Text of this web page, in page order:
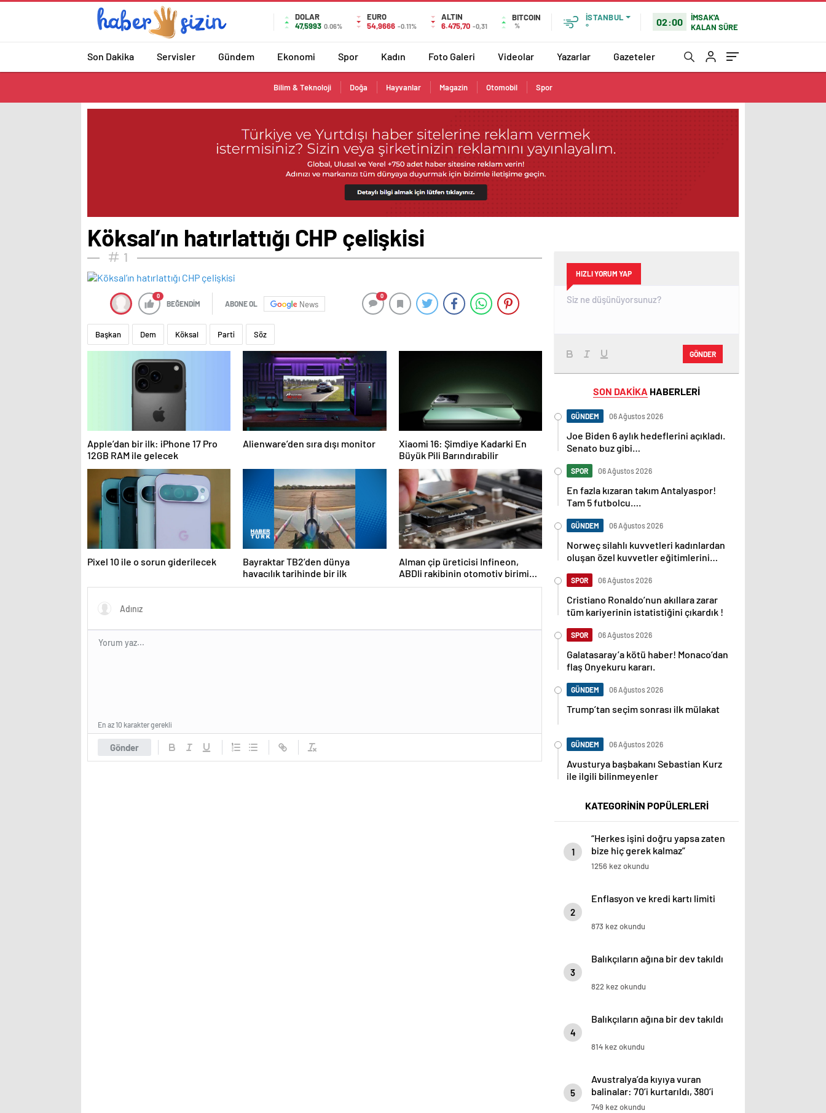
DOLAR
47,5993 0.06%
EURO
54,9666 -0.11%
ALTIN
6.475,70 -0,31
BITCOIN
%
İSTANBUL
°
02:00
İMSAK'A
KALAN SÜRE
Son Dakika Servisler Gündem Ekonomi Spor Kadın Foto Galeri Videolar Yazarlar Gazeteler
Bilim & Teknoloji Doğa Hayvanlar Magazin Otomobil Spor
Köksal’ın hatırlattığı CHP çelişkisi
1
0
BEĞENDİM ABONE OL News
0
Başkan Dem Köksal Parti Söz
Apple’dan bir ilk: iPhone 17 Pro
12GB RAM ile gelecek
Alienware’den sıra dışı monitor
Xiaomi 16: Şimdiye Kadarki En
Büyük Pili Barındırabilir
Pixel 10 ile o sorun giderilecek
Bayraktar TB2’den dünya
havacılık tarihinde bir ilk
Alman çip üreticisi Infineon,
ABDli rakibinin otomotiv birimini
2,5 milyar dolara satın aldı
Gönder
En az 10 karakter gerekli
HIZLI YORUM YAP
GÖNDER
SON DAKİKA HABERLERİ
GÜNDEM 06 Ağustos 2026
Joe Biden 6 aylık hedeflerini açıkladı.
Senato buz gibi…
SPOR 06 Ağustos 2026
En fazla kızaran takım Antalyaspor!
Tam 5 futbolcu….
GÜNDEM 06 Ağustos 2026
Norweç silahlı kuvvetleri kadınlardan
oluşan özel kuvvetler eğitimlerini
SPOR 06 Ağustos 2026
Cristiano Ronaldo’nun akıllara zarar
tüm kariyerinin istatistiğini çıkardık !
SPOR 06 Ağustos 2026
Galatasaray’a kötü haber! Monaco’dan
flaş Onyekuru kararı.
GÜNDEM 06 Ağustos 2026
Trump’tan seçim sonrası ilk mülakat
GÜNDEM 06 Ağustos 2026
Avusturya başbakanı Sebastian Kurz
ile ilgili bilinmeyenler
KATEGORİNİN POPÜLERLERİ
1
“Herkes işini doğru yapsa zaten
bize hiç gerek kalmaz”
1256 kez okundu
2
Enflasyon ve kredi kartı limiti
873 kez okundu
3
Balıkçıların ağına bir dev takıldı
822 kez okundu
4
Balıkçıların ağına bir dev takıldı
814 kez okundu
5
Avustralya’da kıyıya vuran
balinalar: 70’i kurtarıldı, 380’i
öldü
749 kez okundu